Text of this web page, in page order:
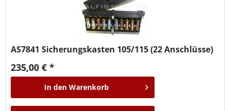
AS7841Sicherungskasten 105/115 (22 Anschlüsse)
235,00 € *
In den Warenkorb